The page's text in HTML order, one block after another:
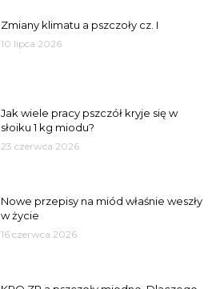
Zmiany klimatu a pszczoły cz. I
10 lipca 2026
Jak wiele pracy pszczół kryje się w
słoiku 1 kg miodu?
23 czerwca 2026
Nowe przepisy na miód właśnie weszły
w życie
16 czerwca 2026